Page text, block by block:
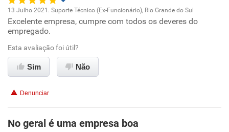
Oportunidade de promoção
Ambiente de trabalho
Conciliação com a vida familiar
Recomenda esta empresa
13 Julho 2021. Suporte Técnico (Ex-Funcionário), Rio Grande do Sul
Excelente empresa, cumpre com todos os deveres do
empregado.
Esta avaliação foi útil?
Sim Não
Denunciar
No geral é uma empresa boa